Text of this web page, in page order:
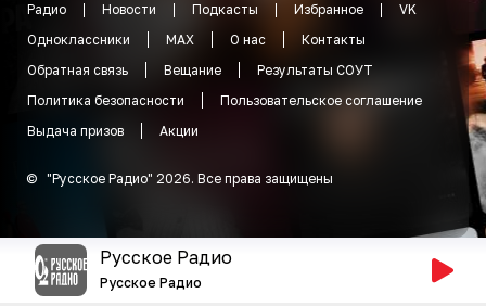
Радио Новости Подкасты Избранное
VK
Одноклассники
MAX О нас
Контакты
Обратная связь
Вещание
Результаты СОУТ
Политика безопасности
Пользовательское соглашение
Выдача призов
Акции
© "Русское Радио" 2026. Все права защищены
Русское Радио
Русское Радио